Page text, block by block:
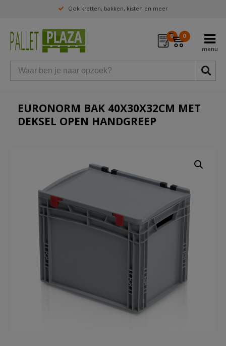
Ook kratten, bakken, kisten en meer
0 0
EURONORM BAK 40X30X32CM MET
DEKSEL OPEN HANDGREEP